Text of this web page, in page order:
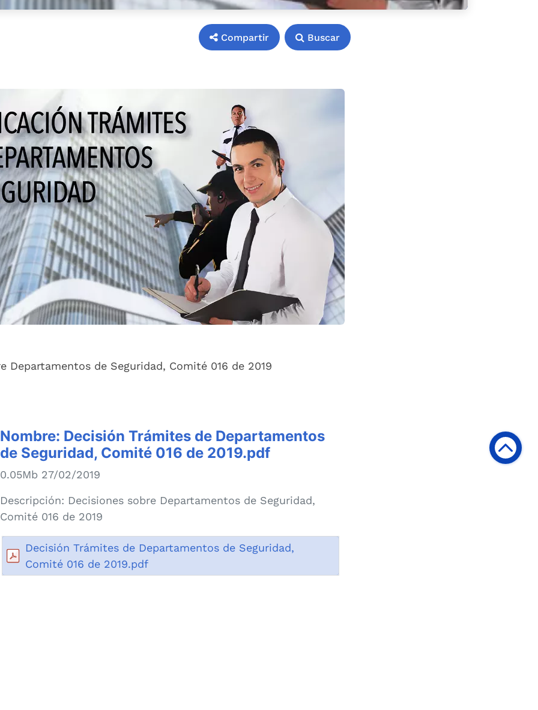
Compartir Buscar
Departamentos de Seguridad, Comité 016 de 2019
Nombre: Decisión Trámites de Departamentos
de Seguridad, Comité 016 de 2019.pdf
0.05Mb 27/02/2019
Descripción: Decisiones sobre Departamentos de Seguridad,
Comité 016 de 2019
Decisión Trámites de Departamentos de Seguridad,
Comité 016 de 2019.pdf